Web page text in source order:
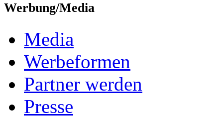
Werbung/Media
Media
Werbeformen
Partner werden
Presse